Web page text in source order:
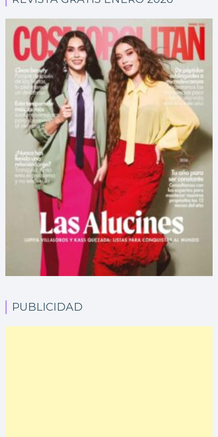
PUBLICIDAD